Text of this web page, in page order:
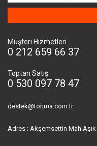
Müşteri Hizmetleri
0 212 659 66 37
Toptan Satış
0 530 097 78 47
destek@torima.com.tr
Adres : Akşemsettin